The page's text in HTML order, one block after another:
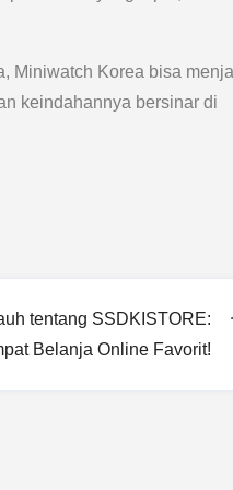
Miniwatch Korea bisa
keindahannya bersinar di
tentang SSDKISTORE:
Belanja Online Favorit!